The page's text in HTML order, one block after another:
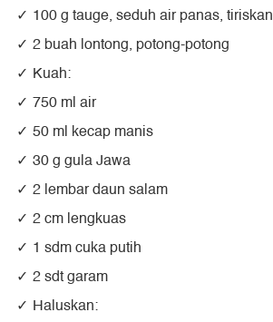
100 g tauge, seduh air panas, tiriskan
2 buah lontong, potong-potong
Kuah:
750 ml air
50 ml kecap manis
30 g gula Jawa
2 lembar daun salam
2 cm lengkuas
1 sdm cuka putih
2 sdt garam
Haluskan: